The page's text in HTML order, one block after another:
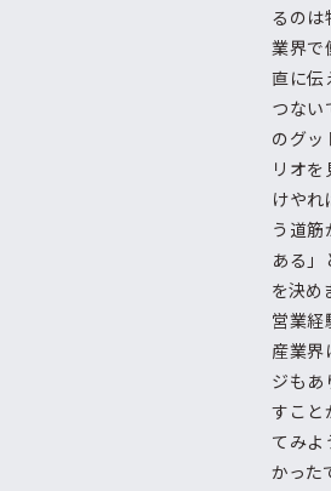
るのは
業界で
直に伝
つない
のグッ
リオ
けや
う道
ある
を決め
営業経
産業界
ジもあ
すこと
てみよ
かった